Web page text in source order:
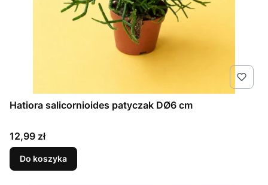
Hatiora salicornioides patyczak DØ6 cm
Cena
12,99 zł
Do koszyka